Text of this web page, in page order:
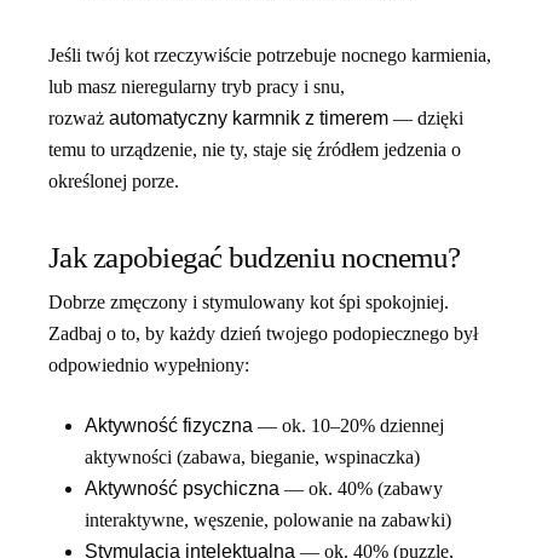
Jeśli twój kot rzeczywiście potrzebuje nocnego karmienia,
lub masz nieregularny tryb pracy i snu,
rozważautomatyczny karmnik z timerem — dzięki
temu to urządzenie, nie ty, staje się źródłem jedzenia o
określonej porze.
Jak zapobiegać budzeniu nocnemu?
Dobrze zmęczony i stymulowany kot śpi spokojniej.
Zadbaj o to, by każdy dzień twojego podopiecznego był
odpowiednio wypełniony:
Aktywność fizyczna — ok. 10–20% dziennej
aktywności (zabawa, bieganie, wspinaczka)
Aktywność psychiczna — ok. 40% (zabawy
interaktywne, węszenie, polowanie na zabawki)
Stymulacja intelektualna — ok. 40% (puzzle,